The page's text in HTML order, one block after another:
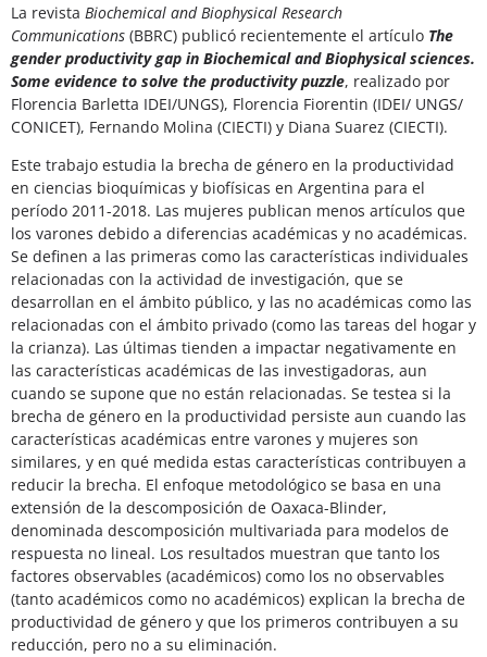
La revista Biochemical and Biophysical Research
Communications (BBRC) publicó recientemente el artículo The
gender productivity gap in Biochemical and Biophysical sciences.
Some evidence to solve the productivity puzzle, realizado por
Florencia Barletta IDEI/UNGS), Florencia Fiorentin (IDEI/ UNGS/
CONICET), Fernando Molina (CIECTI) y Diana Suarez (CIECTI).
Este trabajo estudia la brecha de género en la productividad
en ciencias bioquímicas y biofísicas en Argentina para el
período 2011-2018. Las mujeres publican menos artículos que
los varones debido a diferencias académicas y no académicas.
Se definen a las primeras como las características individuales
relacionadas con la actividad de investigación, que se
desarrollan en el ámbito público, y las no académicas como las
relacionadas con el ámbito privado (como las tareas del hogar y
la crianza). Las últimas tienden a impactar negativamente en
las características académicas de las investigadoras, aun
cuando se supone que no están relacionadas. Se testea si la
brecha de género en la productividad persiste aun cuando las
características académicas entre varones y mujeres son
similares, y en qué medida estas características contribuyen a
reducir la brecha. El enfoque metodológico se basa en una
extensión de la descomposición de Oaxaca-Blinder,
denominada descomposición multivariada para modelos de
respuesta no lineal. Los resultados muestran que tanto los
factores observables (académicos) como los no observables
(tanto académicos como no académicos) explican la brecha de
productividad de género y que los primeros contribuyen a su
reducción, pero no a su eliminación.